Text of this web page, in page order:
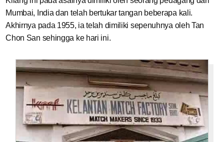
Mumbai, India dan telah bertukar tangan beberapa kali.
Akhirnya pada 1955, ia telah dimiliki sepenuhnya oleh Tan
Chon San sehingga ke hari ini.